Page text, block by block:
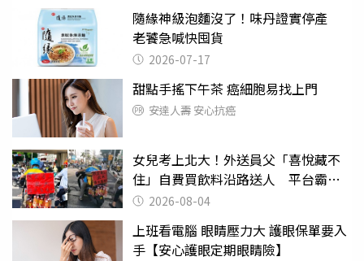
隨緣神級泡麵沒了！味丹證實停產
老饕急喊快囤貨
2026-07-17
甜點手搖下午茶 癌細胞易找上門
安達人壽 安心抗癌
女兒考上北大！外送員父「喜悅藏不
住」自費買飲料沿路送人 平台霸氣
幫付學費
2026-08-04
上班看電腦 眼睛壓力大 護眼保單要入
手【安心護眼定期眼睛險】